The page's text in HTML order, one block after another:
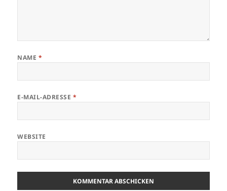
NAME *
E-MAIL-ADRESSE *
WEBSITE